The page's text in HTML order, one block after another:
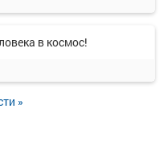
в космос!
»